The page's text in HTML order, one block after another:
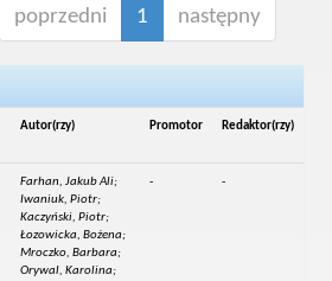
poprzedni 1 następny
Autor(rzy) Promotor Redaktor(rzy)
Farhan, Jakub Ali;
Iwaniuk, Piotr;
Kaczyński, Piotr;
Łozowicka, Bożena;
Mroczko, Barbara;
Orywal, Karolina;
- -